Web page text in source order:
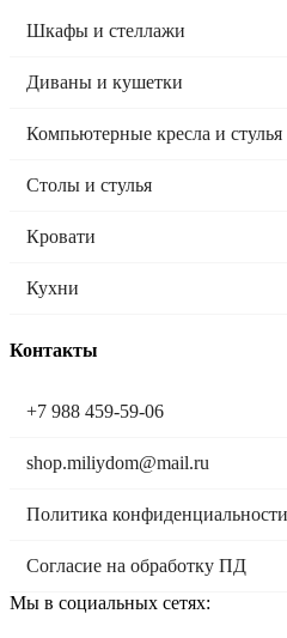
Шкафы и стеллажи
Диваны и кушетки
Компьютерные кресла и стулья
Столы и стулья
Кровати
Кухни
Контакты
+7 988 459-59-06
shop.miliydom@mail.ru
Политика конфиденциальности
Согласие на обработку ПД
Мы в социальных сетях: